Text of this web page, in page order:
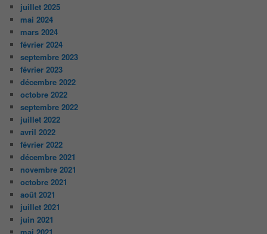
juillet 2025
mai 2024
mars 2024
février 2024
septembre 2023
février 2023
décembre 2022
octobre 2022
septembre 2022
juillet 2022
avril 2022
février 2022
décembre 2021
novembre 2021
octobre 2021
août 2021
juillet 2021
juin 2021
mai 2021